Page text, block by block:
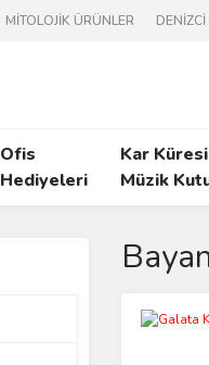
MİTOLOJİK ÜRÜNLER
Ofis
Hediyeleri
Kar Küresi
Müzik